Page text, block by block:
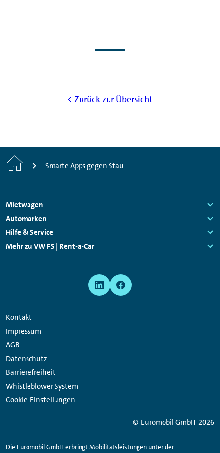
< Zurück zur Übersicht
Start Smarte Apps gegen Stau
Footer
Navigation
Mietwagen
Links:
Automarken
Links:
Hilfe & Service
Links:
Mehr zu VW FS | Rent-a-Car
Kontakt
Impressum
AGB
Datenschutz
Barrierefreiheit
Whistleblower System
Cookie-Einstellungen
Network
Links
© Euromobil GmbH 2026
Die Euromobil GmbH erbringt Mobilitätsleistungen unter der